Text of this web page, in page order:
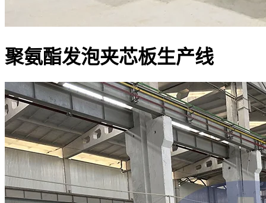
聚氨酯发泡夹芯板生产线